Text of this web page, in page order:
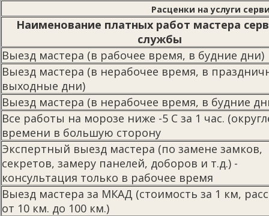
Расценки на услуги
Наименование платных работ мастера
службы
Выезд мастера (в рабочее время, в будние дни)
Выезд мастера (в нерабочее время, в
выходные дни)
Выезд мастера (в нерабочее время, в будние
Все работы на морозе ниже -5 С за 1 час.
времени в большую сторону
Экспертный выезд мастера (по замене замков,
секретов, замеру панелей, доборов и т.д.) -
консультация только в рабочее время
Выезд мастера за МКАД (стоимость за 1 км,
от 10 км. до 100 км.)